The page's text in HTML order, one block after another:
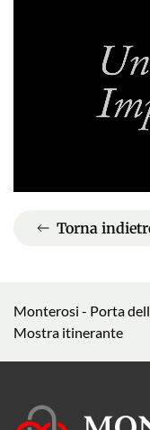
Torna
Monterosi - Porta
Mostra itinerante